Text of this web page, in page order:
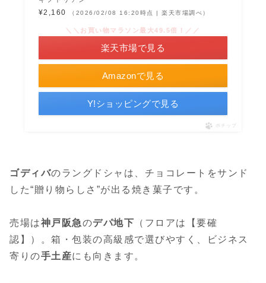
¥2,160
（2026/02/08 16:20時点 | 楽天市場調べ）
Amazonで見る
＼＼お買い物マラソン最大49.5倍！／／
楽天市場で見る
Y!ショッピングで見る
ポチップ
ゴディバのラングドシャは、チョコレートをサンド
した“贈り物らしさ”が出る焼き菓子です。
売場は神戸阪急のデパ地下 （フロアは【要確
認】）。箱・包装の高級感で選びやすく、ビジネス
寄りの手土産にも向きます。